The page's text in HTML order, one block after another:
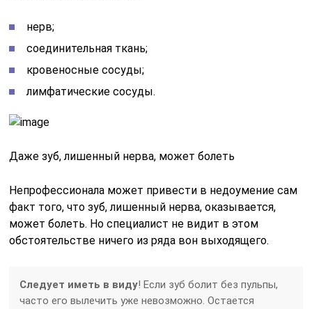
нерв;
соединительная ткань;
кровеносные сосуды;
лимфатические сосуды.
Даже зуб, лишенный нерва, может болеть
Непрофессионала может привести в недоумение сам
факт того, что зуб, лишенный нерва, оказывается,
может болеть. Но специалист не видит в этом
обстоятельстве ничего из ряда вон выходящего.
Следует иметь в виду! Если зуб болит без пульпы,
часто его вылечить уже невозможно. Остается